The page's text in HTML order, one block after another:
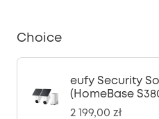
Choice
eufy Security
(HomeBase
2 199,00 zł